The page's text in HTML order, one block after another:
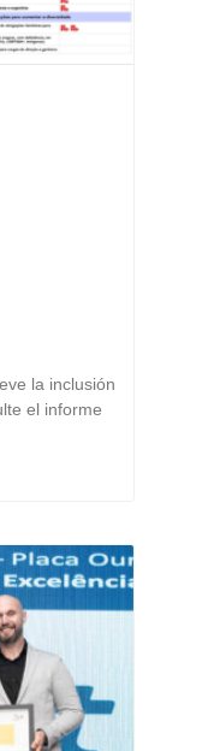
la inclusión
el informe